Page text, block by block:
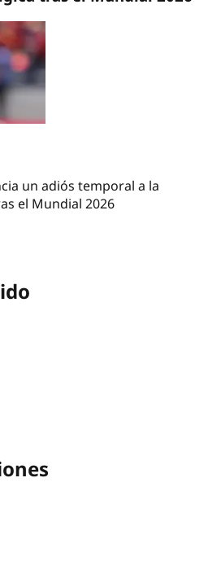
un adiós temporal a la
el Mundial 2026